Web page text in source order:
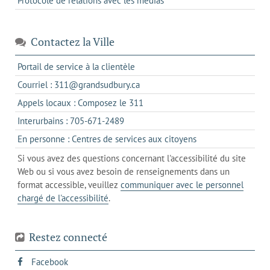
Contactez la Ville
Portail de service à la clientèle
dans
un
nouvel
Courriel : 311@grandsudbury.cas'ouvre
dans
votre
de
messagerie
Appels locaux : Composez le 311
dans
un
client
de
votre
téléphone
Interurbains : 705-671-2489s'ouvre
dans
un
client
de
votre
En personne : Centres de services aux citoyenss'ouvre
dans
l'onglet
actuel
Si vous avez des questions concernant l'accessibilité du site
Web ou si vous avez besoin de renseignements dans un
format accessible, veuillez communiquer avec le personnel
chargé de l'accessibilité.
Restez connecté
Facebooks'ouvre